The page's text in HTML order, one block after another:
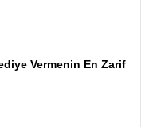
Vermenin En Zarif